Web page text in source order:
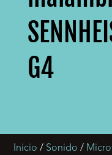
G4
Inicio / Sonido /